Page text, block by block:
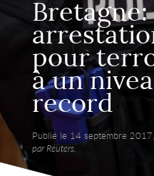
Bretagne:
pour
à un
record
Publié le 14 septembre 2017,
par Reuters.